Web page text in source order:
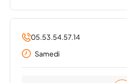
05.53.54.57.14
Samedi